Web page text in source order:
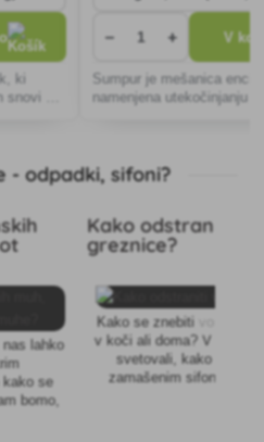
ki
snovi v
− + V
Sumpur je mešanica
namenjena utekočinjanju
- odpadki, sifoni?
lahko
kako se
bomo,
Kako odstraniti
greznice?
Kako se znebiti vonja po
v koči ali doma? V članku
svetovali, kako rešiti
zamašenim sifonom in